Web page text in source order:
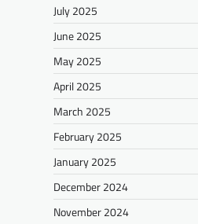
July 2025
June 2025
May 2025
April 2025
March 2025
February 2025
January 2025
December 2024
November 2024